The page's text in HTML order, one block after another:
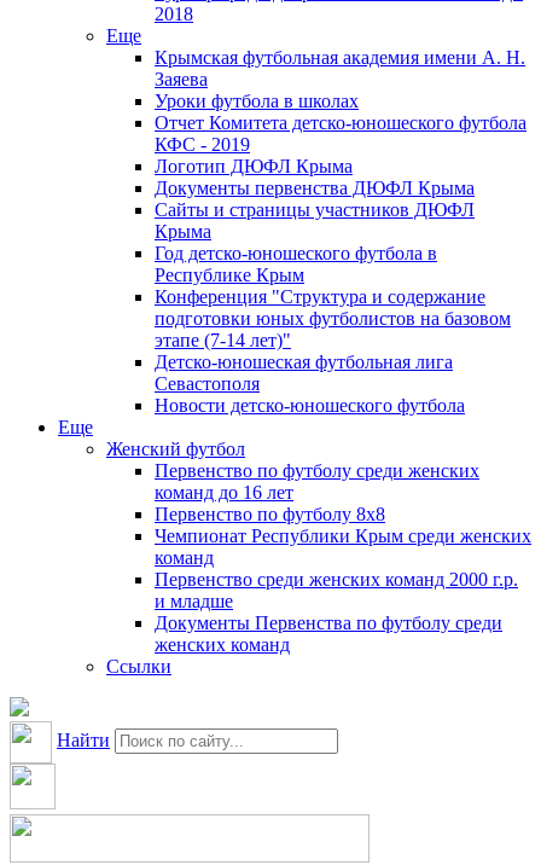
2018
Еще
Крымская футбольная академия имени А. Н.
Заяева
Уроки футбола в школах
Отчет Комитета детско-юношеского футбола
КФС - 2019
Логотип ДЮФЛ Крыма
Документы первенства ДЮФЛ Крыма
Сайты и страницы участников ДЮФЛ
Крыма
Год детско-юношеского футбола в
Республике Крым
Конференция "Структура и содержание
подготовки юных футболистов на базовом
этапе (7-14 лет)"
Детско-юношеская футбольная лига
Севастополя
Новости детско-юношеского футбола
Еще
Женский футбол
Первенство по футболу среди женских
команд до 16 лет
Первенство по футболу 8х8
Чемпионат Республики Крым среди женских
команд
Первенство среди женских команд 2000 г.р.
и младше
Документы Первенства по футболу среди
женских команд
Ссылки
Найти